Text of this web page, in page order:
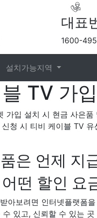
대표
1600-
설치가능지역
TV 가
입 설치 시 현금 사은
청 시 티비 케이블 TV
은 언제 지
떤 할인 요
보려면 인터넷플랫폼
있고, 신뢰할 수 있는